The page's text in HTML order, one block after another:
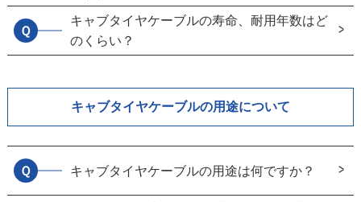
Ｑ
キャブタイヤケーブルの寿命、耐用年数はど
のくらい？
キャブタイヤケーブルの用途について
Ｑ キャブタイヤケーブルの用途は何ですか？